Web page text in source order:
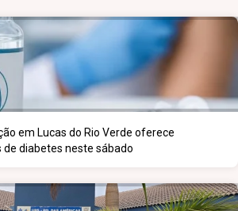
em Lucas do Rio Verde oferece
diabetes neste sábado